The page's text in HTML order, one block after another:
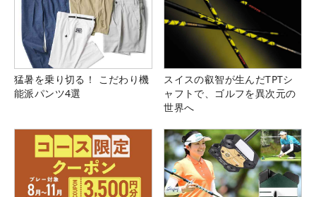
猛暑を乗り切る！ こだわり機
能派パンツ4選
スイスの叡智が生んだTPTシ
ャフトで、ゴルフを異次元の
世界へ